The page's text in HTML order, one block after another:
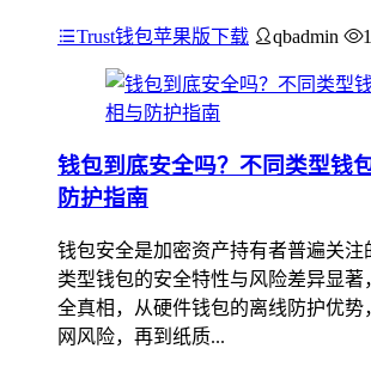
Trust钱包苹果版下载 qbadmin
钱包到底安全吗？不同类型钱
防护指南
钱包安全是加密资产持有者普遍关注
类型钱包的安全特性与风险差异显著
全真相，从硬件钱包的离线防护优势
网风险，再到纸质...